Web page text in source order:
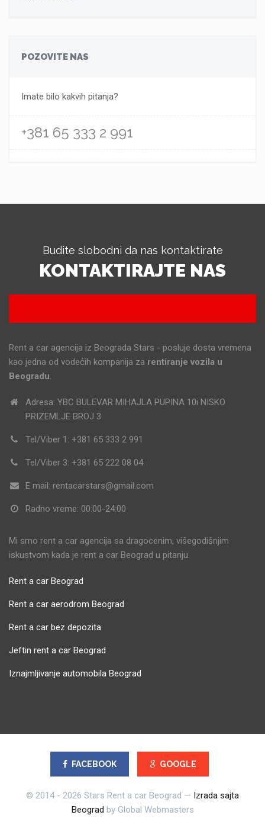
POZOVITE NAS
Imate bilo kakvih pitanja?
+381 65 333 2 991
Budite slobodni da nas kontaktirate
KONTAKTIRAJTE NAS
Rent a car agencija iz Beograda Stars - posluje dosta vremena
kao jedna od vodećih kompanija za rentiranje vozila u
Beogradu.
Adresa: YBC BULEVAR MIHAJLA PUPINA 10i NISKO
PRIZEMLJE BROJ 3
Tel/Viber 1: +381 65 333 2 991
Tel/Viber 3: +381 65 222 08 04
E mail: rentacarstars@gmail.com
Radno vreme: 00:00-24:00
Mi smo rent a car agencija sa dragocenim, višegodišnjim
iskustvom kada je rent a car Beograd u pitanju.
Rent a car Beograd
Rent a car aerodrom Beograd
Rent a car bez depozita
Jeftin rent a car Beograd
Iznajmljivanje automobila Beograd
FACEBOOK GOOGLE
© 2014 - 2026 Stars Rent a car Beograd — Izrada sajta
Beograd by Global Webmasters